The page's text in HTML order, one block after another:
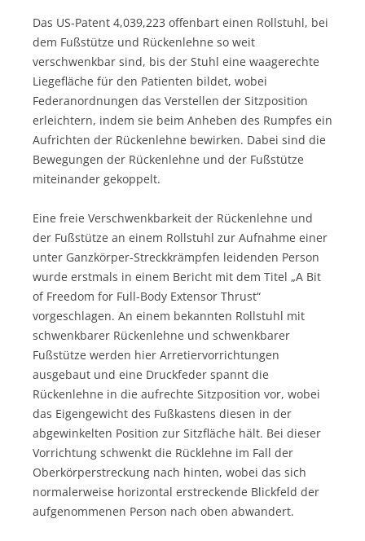
Das US-Patent 4,039,223 offenbart einen Rollstuhl, bei
dem Fußstütze und Rückenlehne so weit
verschwenkbar sind, bis der Stuhl eine waagerechte
Liegefläche für den Patienten bildet, wobei
Federanordnungen das Verstellen der Sitzposition
erleichtern, indem sie beim Anheben des Rumpfes ein
Aufrichten der Rückenlehne bewirken. Dabei sind die
Bewegungen der Rückenlehne und der Fußstütze
miteinander gekoppelt.
Eine freie Verschwenkbarkeit der Rückenlehne und
der Fußstütze an einem Rollstuhl zur Aufnahme einer
unter Ganzkörper-Streckkrämpfen leidenden Person
wurde erstmals in einem Bericht mit dem Titel „A Bit
of Freedom for Full-Body Extensor Thrust“
vorgeschlagen. An einem bekannten Rollstuhl mit
schwenkbarer Rückenlehne und schwenkbarer
Fußstütze werden hier Arretiervorrichtungen
ausgebaut und eine Druckfeder spannt die
Rückenlehne in die aufrechte Sitzposition vor, wobei
das Eigengewicht des Fußkastens diesen in der
abgewinkelten Position zur Sitzfläche hält. Bei dieser
Vorrichtung schwenkt die Rücklehne im Fall der
Oberkörperstreckung nach hinten, wobei das sich
normalerweise horizontal erstreckende Blickfeld der
aufgenommenen Person nach oben abwandert.